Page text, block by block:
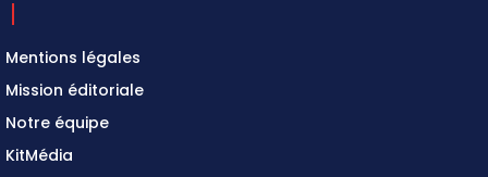
Mentions légales
Mission éditoriale
Notre équipe
KitMédia